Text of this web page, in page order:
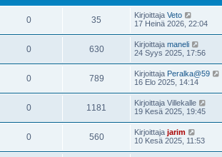
0 35 Kirjoittaja Veto
17 Heinä 2026, 22:04
0 630 Kirjoittaja maneli
24 Syys 2025, 17:56
0 789 Kirjoittaja Peralka@59
16 Elo 2025, 14:14
0 1181 Kirjoittaja Villekalle
19 Kesä 2025, 19:45
0 560 Kirjoittaja jarim
10 Kesä 2025, 11:53